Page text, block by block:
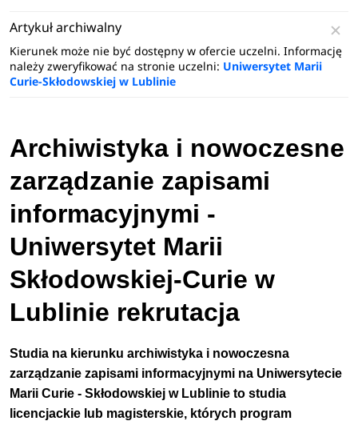
Artykuł archiwalny
Kierunek może nie być dostępny w ofercie uczelni. Informację
należy zweryfikować na stronie uczelni: Uniwersytet Marii
Curie-Skłodowskiej w Lublinie
Archiwistyka i nowoczesne
zarządzanie zapisami
informacyjnymi -
Uniwersytet Marii
Skłodowskiej-Curie w
Lublinie rekrutacja
Studia na kierunku archiwistyka i nowoczesna
zarządzanie zapisami informacyjnymi na Uniwersytecie
Marii Curie - Skłodowskiej w Lublinie to studia
licencjackie lub magisterskie, których program